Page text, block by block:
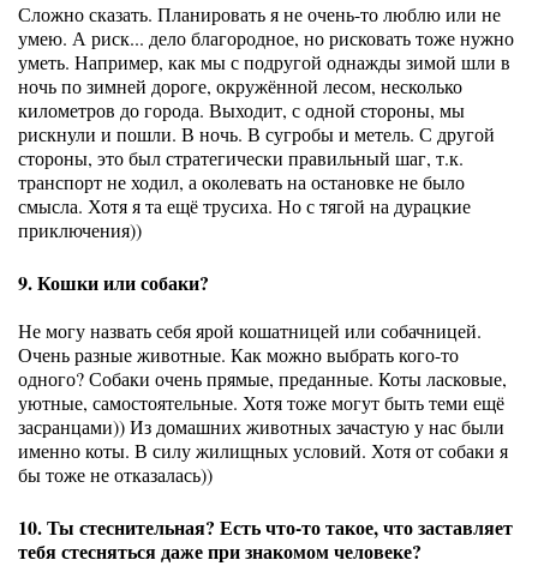
Сложно сказать. Планировать я не очень-то люблю или не
умею. А риск... дело благородное, но рисковать тоже нужно
уметь. Например, как мы с подругой однажды зимой шли в
ночь по зимней дороге, окружённой лесом, несколько
километров до города. Выходит, с одной стороны, мы
рискнули и пошли. В ночь. В сугробы и метель. С другой
стороны, это был стратегически правильный шаг, т.к.
транспорт не ходил, а околевать на остановке не было
смысла. Хотя я та ещё трусиха. Но с тягой на дурацкие
приключения))
9. Кошки или собаки?
Не могу назвать себя ярой кошатницей или собачницей.
Очень разные животные. Как можно выбрать кого-то
одного? Собаки очень прямые, преданные. Коты ласковые,
уютные, самостоятельные. Хотя тоже могут быть теми ещё
засранцами)) Из домашних животных зачастую у нас были
именно коты. В силу жилищных условий. Хотя от собаки я
бы тоже не отказалась))
10. Ты стеснительная? Есть что-то такое, что заставляет
тебя стесняться даже при знакомом человеке?